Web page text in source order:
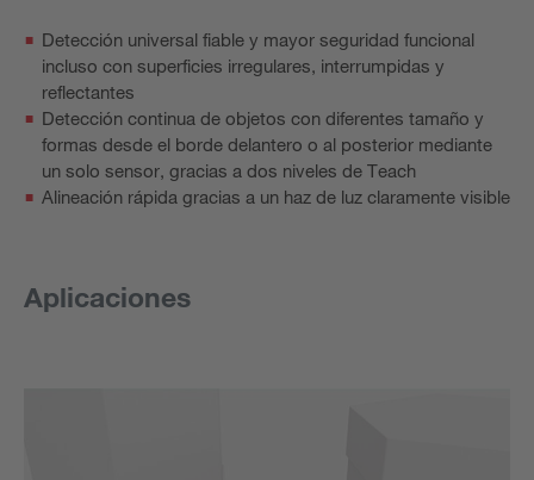
Detección universal fiable y mayor seguridad funcional
incluso con superficies irregulares, interrumpidas y
reflectantes
Detección continua de objetos con diferentes tamaño y
formas desde el borde delantero o al posterior mediante
un solo sensor, gracias a dos niveles de Teach
Alineación rápida gracias a un haz de luz claramente visible
Aplicaciones